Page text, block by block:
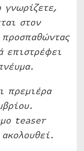
στον
επιστρέφει
πρεμιέρα
teaser